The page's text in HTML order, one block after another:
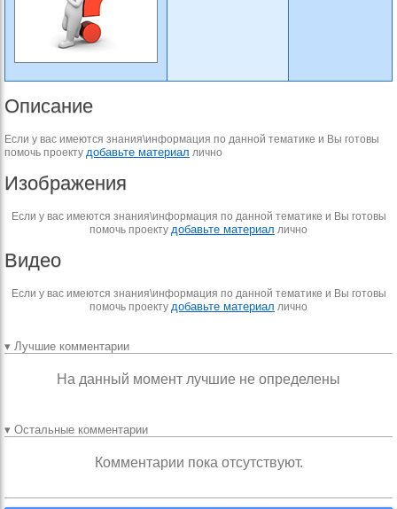
Описание
Если у вас имеются знания\информация по данной тематике и Вы готовы
помочь проекту добавьте материал лично
Изображения
Если у вас имеются знания\информация по данной тематике и Вы готовы
помочь проекту добавьте материал лично
Видео
Если у вас имеются знания\информация по данной тематике и Вы готовы
помочь проекту добавьте материал лично
▾ Лучшие комментарии
На данный момент лучшие не определены
▾ Остальные комментарии
Комментарии пока отсутствуют.